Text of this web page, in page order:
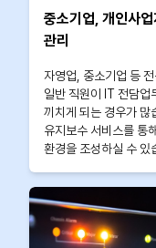
중소기업, 개인사
관리
자영업, 중소기업 등
일반 직원이 IT 전담업
끼치게 되는 경우가 많
유지보수 서비스를 통
환경을 조성하실 수 있